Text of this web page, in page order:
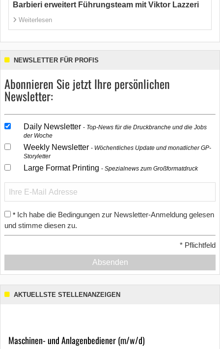
Barbieri erweitert Führungsteam mit Viktor Lazzeri
Weiterlesen
NEWSLETTER FÜR PROFIS
Abonnieren Sie jetzt Ihre persönlichen
Newsletter:
Daily Newsletter
Top-News für die Druckbranche und die Jobs
der Woche
Weekly Newsletter
Wöchentliches Update und monatlicher GP-
Storyletter
Large Format Printing Spezialnews zum Großformatdruck
* Ich habe die Bedingungen zur Newsletter-Anmeldung gelesen
und stimme diesen zu.
* Pflichtfeld
Absenden
AKTUELLSTE STELLENANZEIGEN
Maschinen- und Anlagenbediener (m/w/d)